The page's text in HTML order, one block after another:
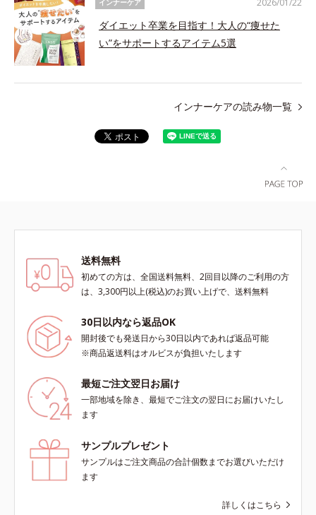
ダイエット卒業を目指す！大人の“痩せた
い”をサポートするアイテム5選
インナーケアの読み物一覧
送料無料
初めての方は、全国送料無料、2回目以降のご利用の方
は、3,300円以上(税込)のお買い上げで、送料無料
30日以内なら返品OK
開封後でも発送日から30日以内であれば返品可能
※商品返送料はオルビスが負担いたします
最短ご注文翌日お届け
一部地域を除き、最短でご注文の翌日にお届けいたし
ます
サンプルプレゼント
サンプルはご注文商品の合計個数までお選びいただけ
ます
詳しくはこちら